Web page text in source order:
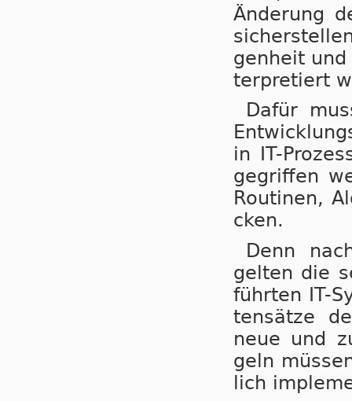
Än­de­rung
gen­heit
ter­pre­tiert
Dafür
in IT-
ge­grif­fen
Rou­ti­nen,
cken.
Denn
gel­ten die
führ­ten IT-
ten­sät­ze
neue und
geln
lich